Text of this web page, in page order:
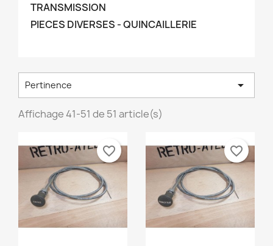
TRANSMISSION
PIECES DIVERSES - QUINCAILLERIE
Pertinence 
Affichage 41-51 de 51 article(s)
favorite_border favorite_border